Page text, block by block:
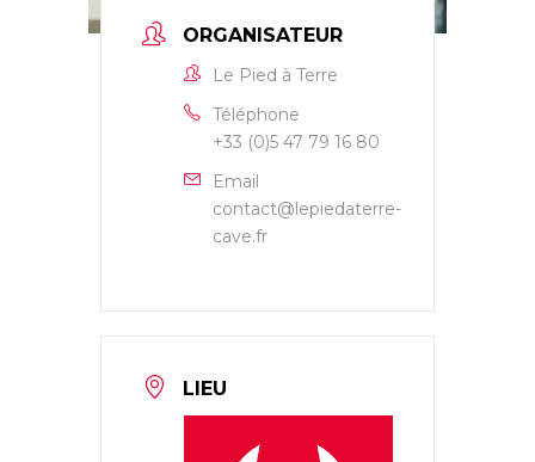
ORGANISATEUR
Le Pied à Terre
Téléphone
+33 (0)5 47 79 16 80
Email
contact@lepiedaterre-
cave.fr
LIEU